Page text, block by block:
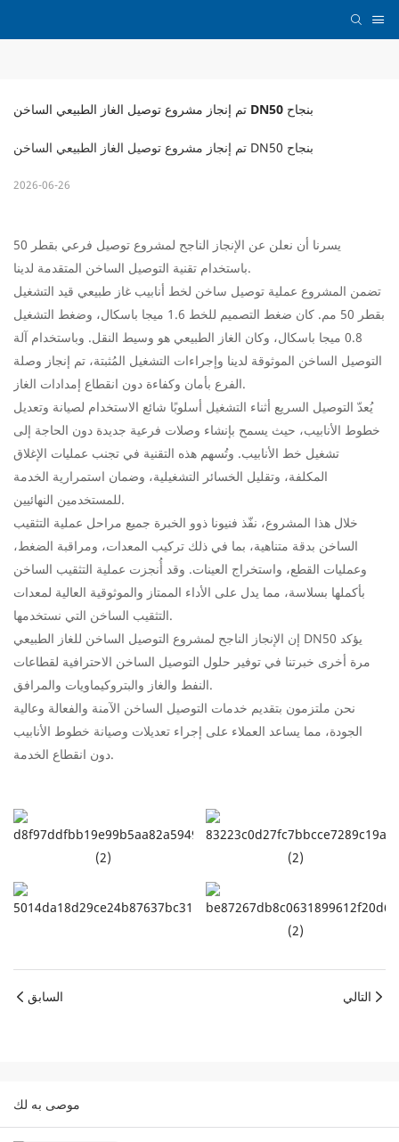
تم إنجاز مشروع توصيل الغاز الطبيعي الساخن DN50 بنجاح
تم إنجاز مشروع توصيل الغاز الطبيعي الساخن DN50 بنجاح
2026-06-26
يسرنا أن نعلن عن الإنجاز الناجح لمشروع توصيل فرعي بقطر 50
باستخدام تقنية التوصيل الساخن المتقدمة لدينا.
تضمن المشروع عملية توصيل ساخن لخط أنابيب غاز طبيعي قيد التشغيل
بقطر 50 مم. كان ضغط التصميم للخط 1.6 ميجا باسكال، وضغط التشغيل
0.8 ميجا باسكال، وكان الغاز الطبيعي هو وسيط النقل. وباستخدام آلة
التوصيل الساخن الموثوقة لدينا وإجراءات التشغيل المُثبتة، تم إنجاز وصلة
الفرع بأمان وكفاءة دون انقطاع إمدادات الغاز.
يُعدّ التوصيل السريع أثناء التشغيل أسلوبًا شائع الاستخدام لصيانة وتعديل
خطوط الأنابيب، حيث يسمح بإنشاء وصلات فرعية جديدة دون الحاجة إلى
تشغيل خط الأنابيب. وتُسهم هذه التقنية في تجنب عمليات الإغلاق
المكلفة، وتقليل الخسائر التشغيلية، وضمان استمرارية الخدمة
للمستخدمين النهائيين.
خلال هذا المشروع، نفّذ فنيونا ذوو الخبرة جميع مراحل عملية التثقيب
الساخن بدقة متناهية، بما في ذلك تركيب المعدات، ومراقبة الضغط،
وعمليات القطع، واستخراج العينات. وقد أُنجزت عملية التثقيب الساخن
بأكملها بسلاسة، مما يدل على الأداء الممتاز والموثوقية العالية لمعدات
التثقيب الساخن التي نستخدمها.
إن الإنجاز الناجح لمشروع التوصيل الساخن للغاز الطبيعي DN50 يؤكد
مرة أخرى خبرتنا في توفير حلول التوصيل الساخن الاحترافية لقطاعات
النفط والغاز والبتروكيماويات والمرافق.
نحن ملتزمون بتقديم خدمات التوصيل الساخن الآمنة والفعالة وعالية
الجودة، مما يساعد العملاء على إجراء تعديلات وصيانة خطوط الأنابيب
دون انقطاع الخدمة.
السابق التالي
موصى به لك